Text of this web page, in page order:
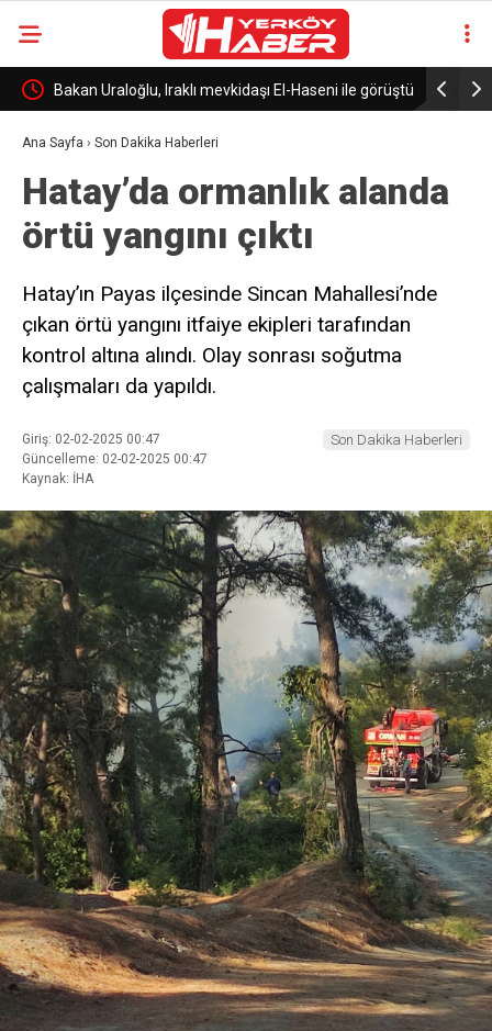
Bakan Uraloğlu, Iraklı mevkidaşı El-Haseni ile görüştü
Ana Sayfa › Son Dakika Haberleri
Hatay’da ormanlık alanda
örtü yangını çıktı
Hatay’ın Payas ilçesinde Sincan Mahallesi’nde
çıkan örtü yangını itfaiye ekipleri tarafından
kontrol altına alındı. Olay sonrası soğutma
çalışmaları da yapıldı.
Giriş: 02-02-2025 00:47
Güncelleme: 02-02-2025 00:47
Kaynak: İHA
Son Dakika Haberleri